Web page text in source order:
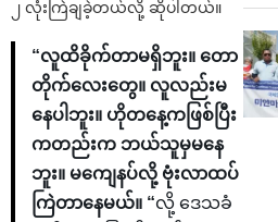
၂ လုံးကြဲချခဲ့တယ်လို့ ဆိုပါတယ်။
“လူထိခိုက်တာမရှိဘူး။ တော
တိုက်လေးတွေ။ လူလည်းမ
နေပါဘူး။ ဟိုတနေ့ကဖြစ်ပြီး
ကတည်းက ဘယ်သူမှမနေ
ဘူး။ မကျေနပ်လို့ ဗုံးလာထပ်
ကြဲတာနေမယ်။ “လို့ ဒေသခံ